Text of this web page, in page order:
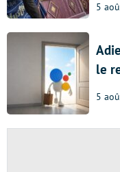
5
le
5